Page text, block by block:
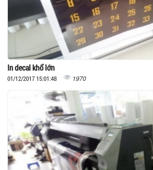
In decal khổ lớn
01/12/2017 15:01:48 1970